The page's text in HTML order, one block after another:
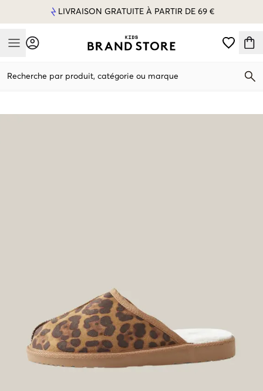
LIVRAISON GRATUITE À PARTIR DE 69 €
Mobile Menu
Recherche par produit, catégorie ou marque